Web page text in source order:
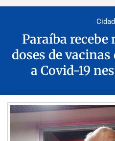
Paraíba
doses de
a Covid-19